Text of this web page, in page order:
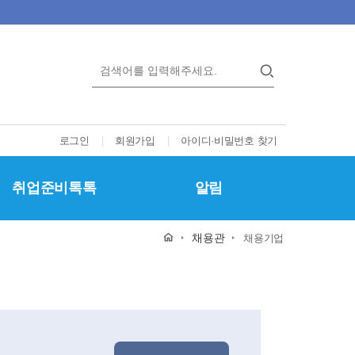
로그인 회원가입 아이디·비밀번호 찾기
취업준비톡톡 알림
채용관 채용기업